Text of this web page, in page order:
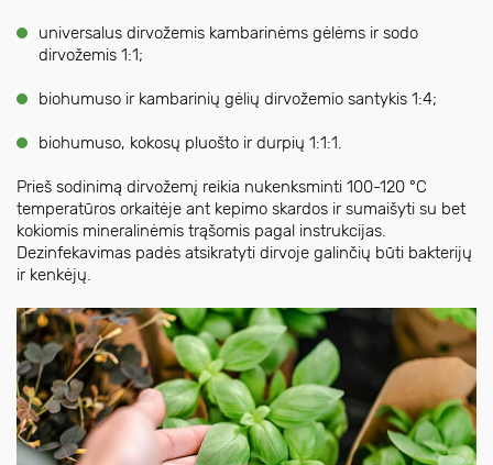
universalus dirvožemis kambarinėms gėlėms ir sodo
dirvožemis 1:1;
biohumuso ir kambarinių gėlių dirvožemio santykis 1:4;
biohumuso, kokosų pluošto ir durpių 1:1:1.
Prieš sodinimą dirvožemį reikia nukenksminti 100-120 °C
temperatūros orkaitėje ant kepimo skardos ir sumaišyti su bet
kokiomis mineralinėmis trąšomis pagal instrukcijas.
Dezinfekavimas padės atsikratyti dirvoje galinčių būti bakterijų
ir kenkėjų.